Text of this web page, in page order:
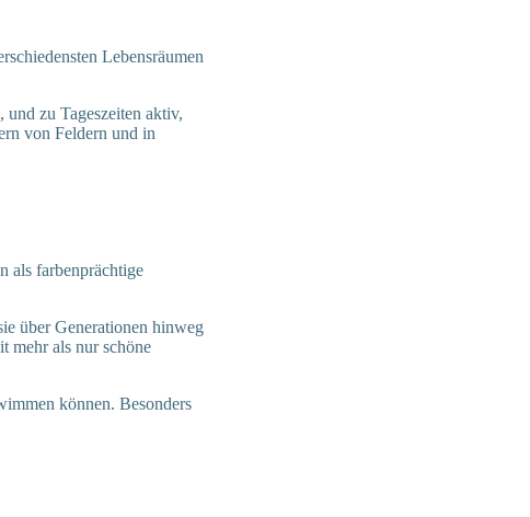
Lebensräumen
zu Tageszeiten aktiv,
von Feldern und in
als farbenprächtige
über Generationen hinweg
mehr als nur schöne
können. Besonders